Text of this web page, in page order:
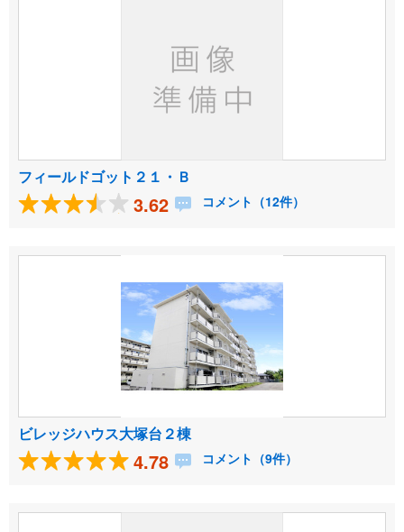
フィールドゴット２１・Ｂ
3.62 コメント（12件）
ビレッジハウス大塚台２棟
4.78 コメント（9件）